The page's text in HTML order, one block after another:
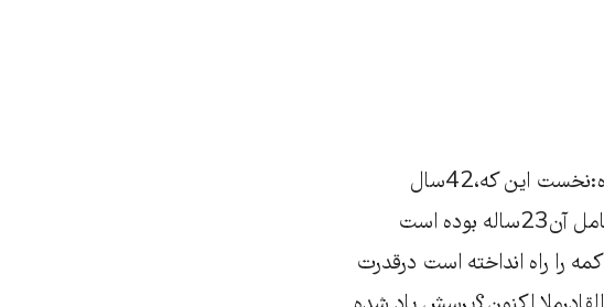
این مسخره ترین محاکمه درتاریخ کیفری جهان می باشد؛البته ازدونگاه:نخست این که،42سال
بعدازارتکاب جنایت صورت می گیرد.دوم اینکه،دروقت ارتکاب جرم،عامل آن23ساله بوده است
را راه انداخته است درقدرت